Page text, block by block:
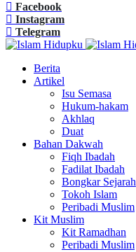
Facebook
Instagram
Telegram
Berita
Artikel
Isu Semasa
Hukum-hakam
Akhlaq
Duat
Bahan Dakwah
Fiqh Ibadah
Fadilat Ibadah
Bongkar Sejarah
Tokoh Islam
Peribadi Muslim
Kit Muslim
Kit Ramadhan
Peribadi Muslim